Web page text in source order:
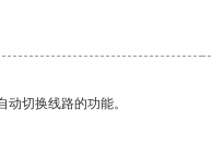
切换线路的功能。